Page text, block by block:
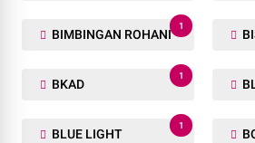
BIMBINGAN ROHANI
1
BKAD
1
BLUE LIGHT
1